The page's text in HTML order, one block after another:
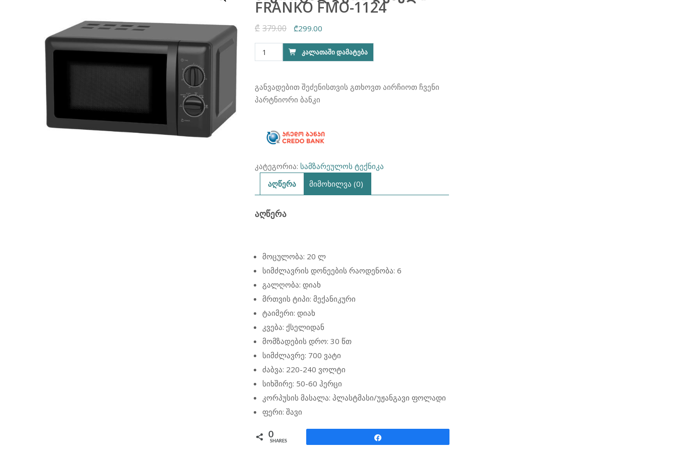
FRANKO FMO-1124
₾ 379.00
Original
price
was:
₾299.00
price
is:
რაოდენობა:
მიკროტალღური
FRANKO
FMO-
ᲙᲐᲚᲐᲗᲐᲨᲘ ᲓᲐᲛᲐᲢᲔᲑᲐ
განვადებით შეძენისთვის გთხოვთ აირჩიოთ ჩვენი
პარტნიორი ბანკი
კატეგორია: სამზარეულოს ტექნიკა
აღწერა
მიმოხილვა (0)
ᲐᲦᲬᲔᲠᲐ
მოცულობა: 20 ლ
სიმძლავრის დონეების რაოდენობა: 6
გალღობა: დიახ
მრთვის ტიპი: მექანიკური
ტაიმერი: დიახ
კვება: ქსელიდან
მომზადების დრო: 30 წთ
სიმძლავრე: 700 ვატი
ძაბვა: 220-240 ვოლტი
სიხშირე: 50-60 ჰერცი
კორპუსის მასალა: პლასტმასი/უჟანგავი ფოლადი
ფერი: შავი
0
SHARES